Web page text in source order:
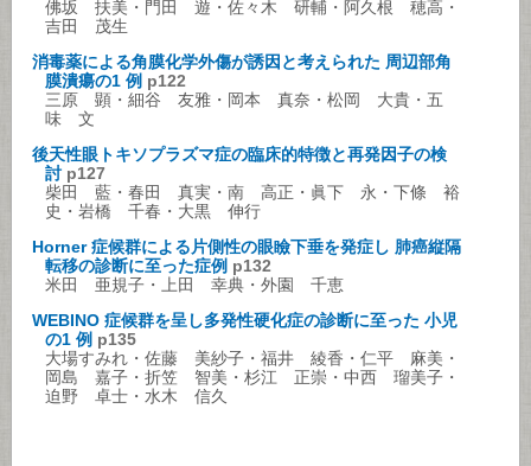
佛坂 扶美・門田 遊・佐々木 研輔・阿久根 穂高・
吉田 茂生
消毒薬による角膜化学外傷が誘因と考えられた 周辺部角
膜潰瘍の1 例 p122
三原 顕・細谷 友雅・岡本 真奈・松岡 大貴・五
味 文
後天性眼トキソプラズマ症の臨床的特徴と再発因子の検
討 p127
柴田 藍・春田 真実・南 高正・眞下 永・下條 裕
史・岩橋 千春・大黒 伸行
Horner 症候群による片側性の眼瞼下垂を発症し 肺癌縦隔
転移の診断に至った症例 p132
米田 亜規子・上田 幸典・外園 千恵
WEBINO 症候群を呈し多発性硬化症の診断に至った 小児
の1 例 p135
大場すみれ・佐藤 美紗子・福井 綾香・仁平 麻美・
岡島 嘉子・折笠 智美・杉江 正崇・中西 瑠美子・
迫野 卓士・水木 信久